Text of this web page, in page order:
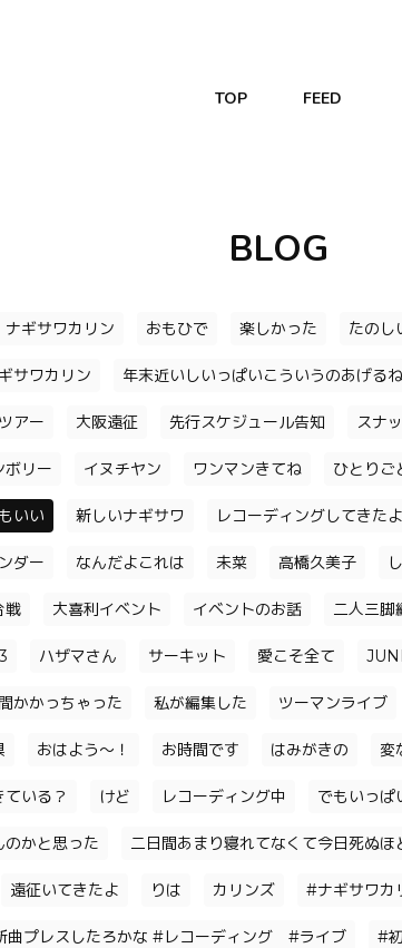
TOP FEED
BLOG
ナギサワカリン おもひで 楽しかった たのし
サワカリン 年末近いしいっぱいこういうのあげるね
アー 大阪遠征 先行スケジュール告知 スナ
ボリー イヌチヤン ワンマンきてね ひとりご
いい 新しいナギサワ レコーディングしてきたよ
ダー なんだよこれは 未菜 高橋久美子
戦 大喜利イベント イベントのお話 二人三脚
ハザマさん サーキット 愛こそ全て
かかっちゃった 私が編集した ツーマンライブ
おはよう〜！ お時間です はみがきの 変
いる？ けど レコーディング中 でもいっぱ
のかと思った 二日間あまり寝れてなくて今日死ぬ
遠征いてきたよ りは カリンズ #ナギサワカ
曲プレスしたろかな #レコーディング #ライブ #